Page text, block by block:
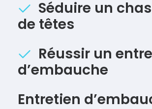
Séduire un
de têtes
Réussir un
d’embauche
Entretien